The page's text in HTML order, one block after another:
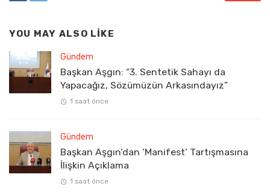
YOU MAY ALSO LIKE
Gündem
Başkan Aşgın: “3. Sentetik Sahayı da
Yapacağız, Sözümüzün Arkasındayız”
1 saat önce
Gündem
Başkan Aşgın’dan ‘Manifest’ Tartışmasına
İlişkin Açıklama
1 saat önce